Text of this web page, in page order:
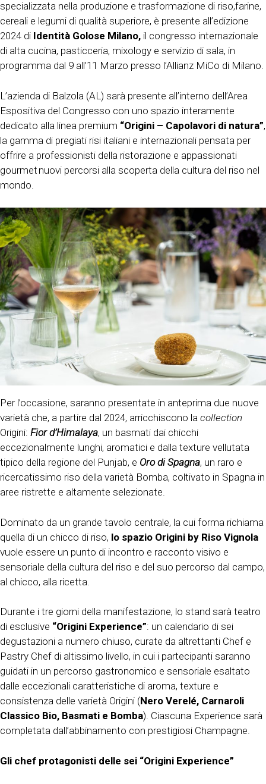
specializzata nella produzione e trasformazione di riso,farine,
cereali e legumi di qualità superiore, è presente all’edizione
2024 di Identità Golose Milano, il congresso internazionale
di alta cucina, pasticceria, mixology e servizio di sala, in
programma dal 9 all’11 Marzo presso l’Allianz MiCo di Milano.
L’azienda di Balzola (AL) sarà presente all’interno dell’Area
Espositiva del Congresso con uno spazio interamente
dedicato alla linea premium “Origini – Capolavori di natura”,
la gamma di pregiati risi italiani e internazionali pensata per
offrire a professionisti della ristorazione e appassionati
gourmet nuovi percorsi alla scoperta della cultura del riso nel
mondo.
Per l’occasione, saranno presentate in anteprima due nuove
varietà che, a partire dal 2024, arricchiscono la collection
Origini: Fior d’Himalaya, un basmati dai chicchi
eccezionalmente lunghi, aromatici e dalla texture vellutata
tipico della regione del Punjab, e Oro di Spagna, un raro e
ricercatissimo riso della varietà Bomba, coltivato in Spagna in
aree ristrette e altamente selezionate.
Dominato da un grande tavolo centrale, la cui forma richiama
quella di un chicco di riso, lo spazio Origini by Riso Vignola
vuole essere un punto di incontro e racconto visivo e
sensoriale della cultura del riso e del suo percorso dal campo,
al chicco, alla ricetta.
Durante i tre giorni della manifestazione, lo stand sarà teatro
di esclusive “Origini Experience”: un calendario di sei
degustazioni a numero chiuso, curate da altrettanti Chef e
Pastry Chef di altissimo livello, in cui i partecipanti saranno
guidati in un percorso gastronomico e sensoriale esaltato
dalle eccezionali caratteristiche di aroma, texture e
consistenza delle varietà Origini (Nero Verelé, Carnaroli
Classico Bio, Basmati e Bomba). Ciascuna Experience sarà
completata dall’abbinamento con prestigiosi Champagne.
Gli chef protagonisti delle sei “Origini Experience”